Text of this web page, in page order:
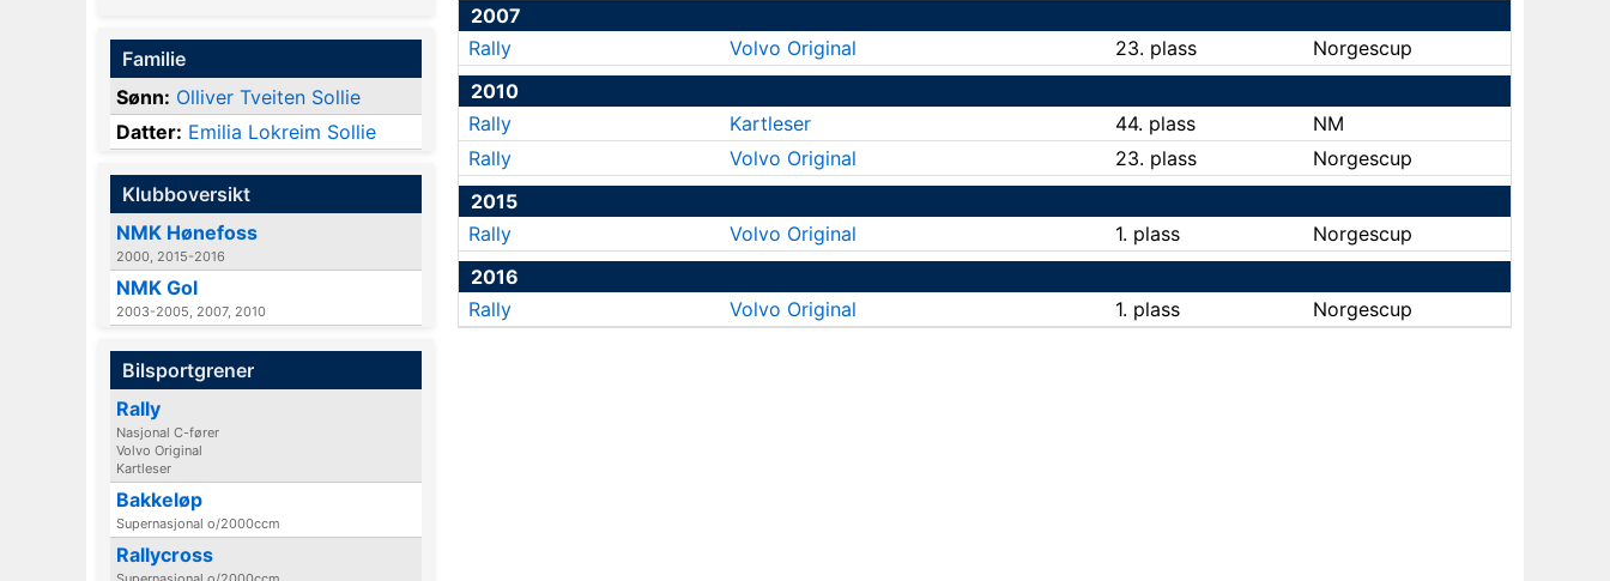
Familie
Sønn: Olliver Tveiten Sollie
Datter: Emilia Lokreim Sollie
Klubboversikt
NMK Hønefoss
2000, 2015-2016
NMK Gol
2003-2005, 2007, 2010
Bilsportgrener
Rally
Nasjonal C-fører
Volvo Original
Kartleser
Bakkeløp
Supernasjonal o/2000ccm
Rallycross
2007
Rally
Volvo Original 23. plass
Norgescup
2010
Rally
Kartleser 44. plass
NM
Rally
Volvo Original 23. plass
Norgescup
2015
Rally
Volvo Original 1. plass
Norgescup
2016
Rally
Volvo Original 1. plass Norgescup